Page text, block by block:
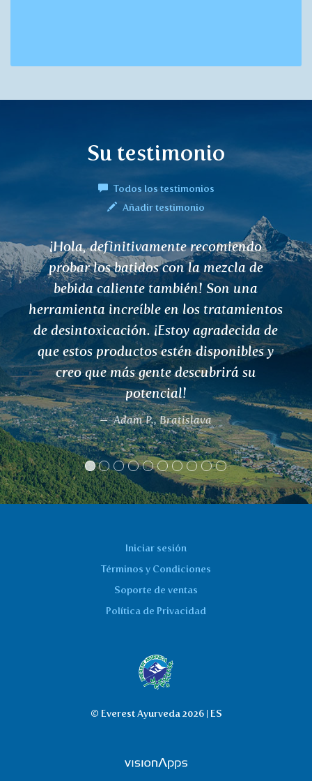
Su testimonio
Todos los testimonios
Añadir testimonio
de
una
de
y
su
Hola, quiero dar las
RANJAKA. Tengo problemas
hierro en la sangre.
vegetariano. Ninguna de las
contienen hierro
sólo me ayudó, pero no me
efectos
A. Lažová
Iniciar sesión
Términos y Condiciones
Soporte de ventas
Política de Privacidad
© Everest Ayurveda 2026 | ES